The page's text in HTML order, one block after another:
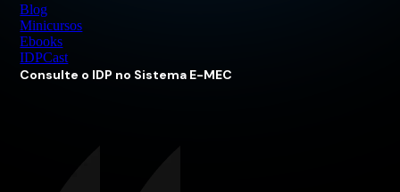
Blog
Minicursos
Ebooks
IDPCast
Consulte o IDP no Sistema E-MEC